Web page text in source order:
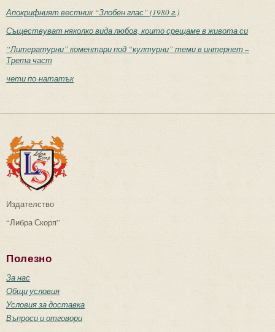
Апокрифният вестник “Злобен глас” (1980 г.)
Съществуват няколко вида любов, които срещаме в живота си
“Литературни” коментари под “културни” теми в интернет –
Трета част
чети по-нататък
Издателство
“Либра Скорп”
Полезно
За нас
Общи условия
Условия за доставка
Въпроси и отговори